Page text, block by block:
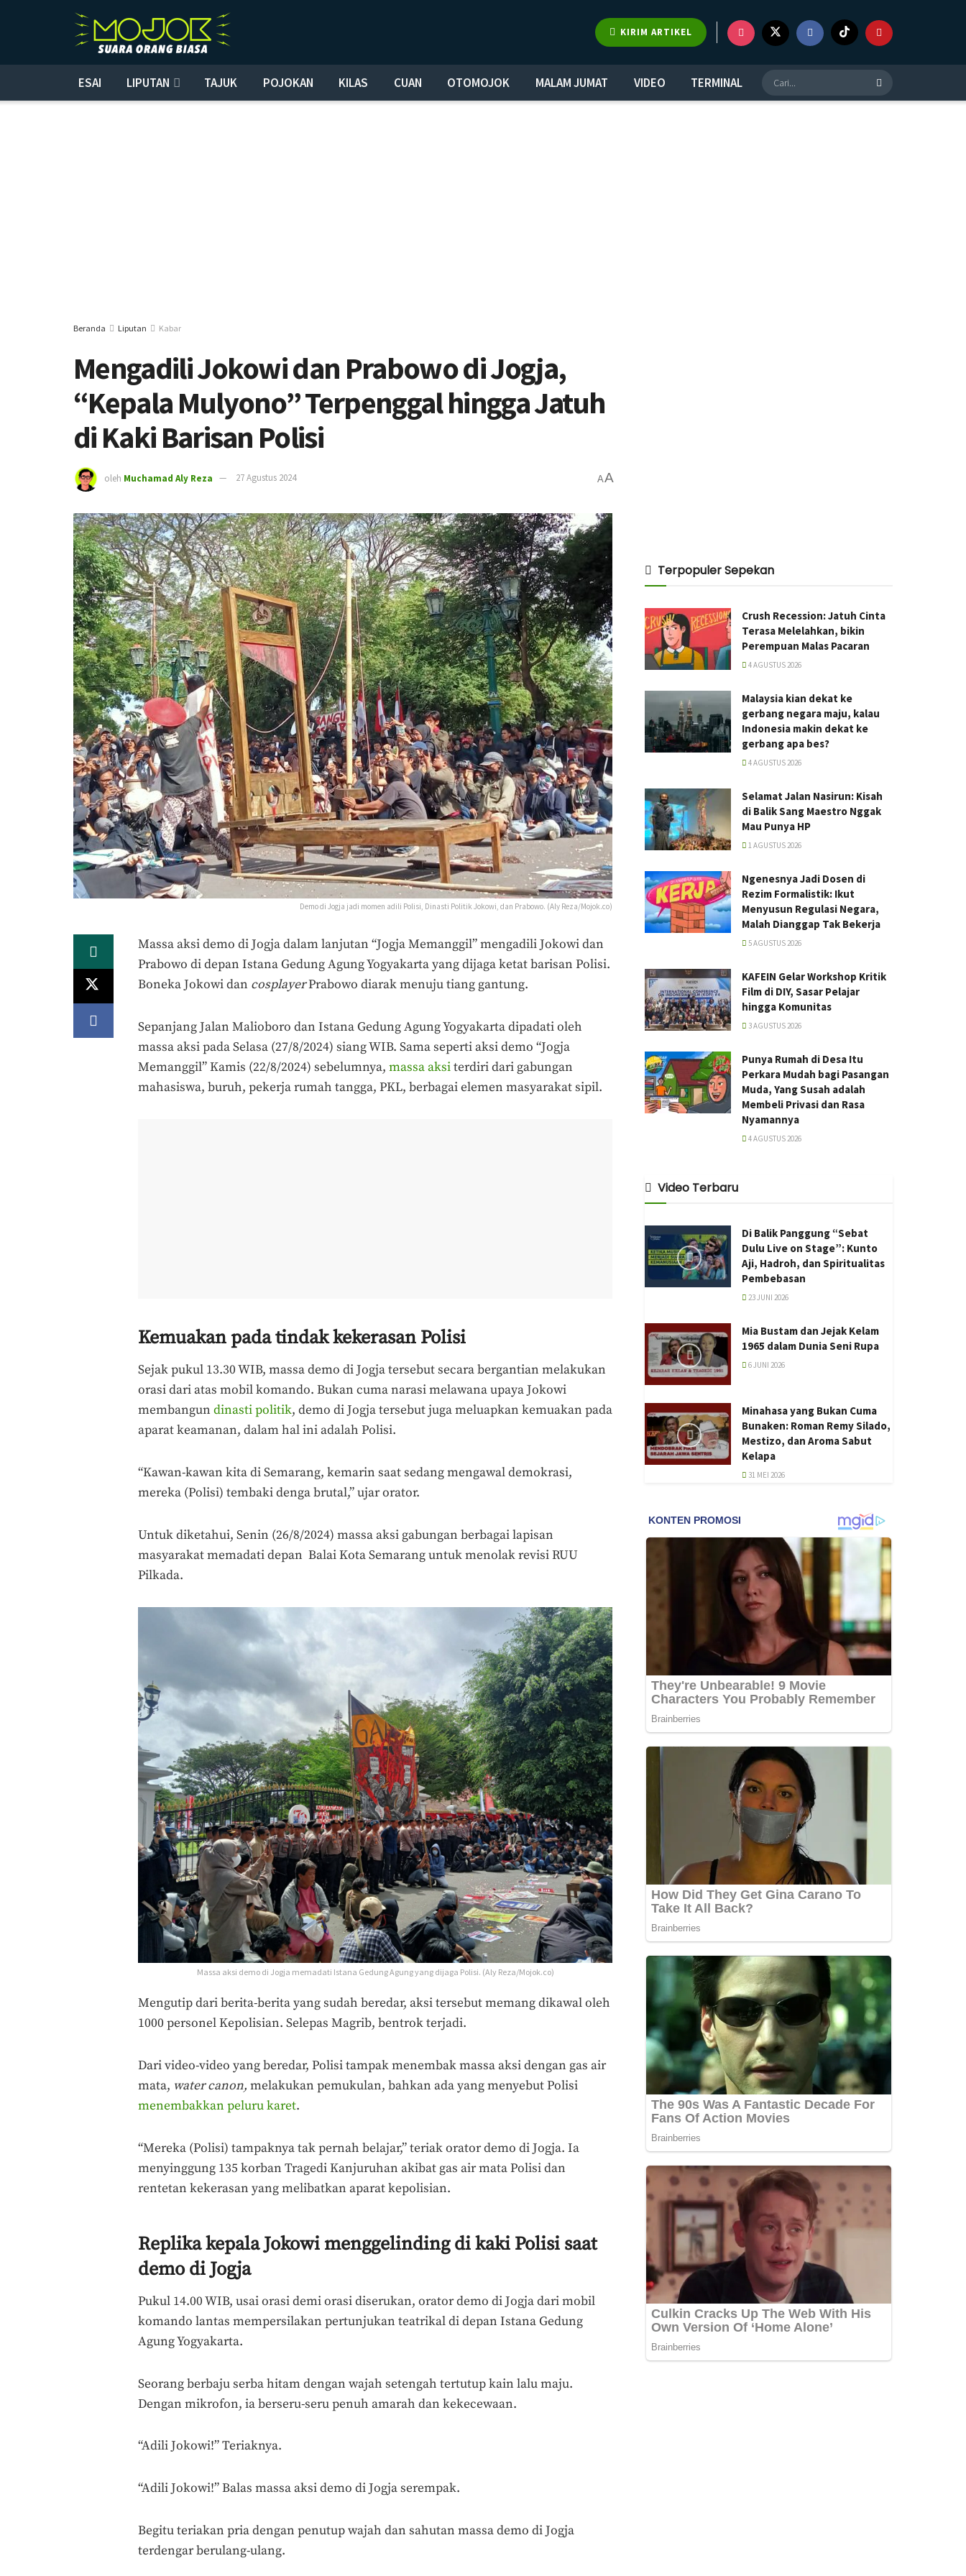
KIRIM ARTIKEL
ESAI LIPUTAN TAJUK POJOKAN KILAS CUAN OTOMOJOK MALAM JUMAT VIDEO TERMINAL
Beranda Liputan Kabar
Mengadili Jokowi dan Prabowo di Jogja,
“Kepala Mulyono” Terpenggal hingga Jatuh
di Kaki Barisan Polisi
oleh Muchamad Aly Reza 27 Agustus 2024 AA
Demo di Jogja jadi momen adili Polisi, Dinasti Politik Jokowi, dan Prabowo. (Aly Reza/Mojok.co)
Massa aksi demo di Jogja dalam lanjutan “Jogja Memanggil” mengadili Jokowi dan
Prabowo di depan Istana Gedung Agung Yogyakarta yang dijaga ketat barisan Polisi.
Boneka Jokowi dan cosplayerPrabowo diarak menuju tiang gantung.
Sepanjang Jalan Malioboro dan Istana Gedung Agung Yogyakarta dipadati oleh
massa aksi pada Selasa (27/8/2024) siang WIB. Sama seperti aksi demo “Jogja
Memanggil” Kamis (22/8/2024) sebelumnya, massa aksiterdiri dari gabungan
mahasiswa, buruh, pekerja rumah tangga, PKL, berbagai elemen masyarakat sipil.
Kemuakan pada tindak kekerasan Polisi
Sejak pukul 13.30 WIB, massa demo di Jogja tersebut secara bergantian melakukan
orasi dari atas mobil komando. Bukan cuma narasi melawana upaya Jokowi
membangun dinasti politik, demo di Jogja tersebut juga meluapkan kemuakan pada
aparat keamanan, dalam hal ini adalah Polisi.
“Kawan-kawan kita di Semarang, kemarin saat sedang mengawal demokrasi,
mereka (Polisi) tembaki denga brutal,” ujar orator.
Untuk diketahui, Senin (26/8/2024) massa aksi gabungan berbagai lapisan
masyarakat memadati depan Balai Kota Semarang untuk menolak revisi RUU
Pilkada.
Massa aksi demo di Jogja memadati Istana Gedung Agung yang dijaga Polisi. (Aly Reza/Mojok.co)
Mengutip dari berita-berita yang sudah beredar, aksi tersebut memang dikawal oleh
1000 personel Kepolisian. Selepas Magrib, bentrok terjadi.
Dari video-video yang beredar, Polisi tampak menembak massa aksi dengan gas air
mata, water canon, melakukan pemukulan, bahkan ada yang menyebut Polisi
menembakkan peluru karet.
“Mereka (Polisi) tampaknya tak pernah belajar,” teriak orator demo di Jogja. Ia
menyinggung 135 korban Tragedi Kanjuruhan akibat gas air mata Polisi dan
rentetan kekerasan yang melibatkan aparat kepolisian.
Replika kepala Jokowi menggelinding di kaki Polisi saat
demo di Jogja
Pukul 14.00 WIB, usai orasi demi orasi diserukan, orator demo di Jogja dari mobil
komando lantas mempersilakan pertunjukan teatrikal di depan Istana Gedung
Agung Yogyakarta.
Seorang berbaju serba hitam dengan wajah setengah tertutup kain lalu maju.
Dengan mikrofon, ia berseru-seru penuh amarah dan kekecewaan.
“Adili Jokowi!” Teriaknya.
“Adili Jokowi!” Balas massa aksi demo di Jogja serempak.
Begitu teriakan pria dengan penutup wajah dan sahutan massa demo di Jogja
terdengar berulang-ulang.
Terpopuler Sepekan
Crush Recession: Jatuh Cinta
Terasa Melelahkan, bikin
Perempuan Malas Pacaran
4 AGUSTUS 2026
Malaysia kian dekat ke
gerbang negara maju, kalau
Indonesia makin dekat ke
gerbang apa bes?
4 AGUSTUS 2026
Selamat Jalan Nasirun: Kisah
di Balik Sang Maestro Nggak
Mau Punya HP
1 AGUSTUS 2026
Ngenesnya Jadi Dosen di
Rezim Formalistik: Ikut
Menyusun Regulasi Negara,
Malah Dianggap Tak Bekerja
5 AGUSTUS 2026
KAFEIN Gelar Workshop Kritik
Film di DIY, Sasar Pelajar
hingga Komunitas
3 AGUSTUS 2026
Punya Rumah di Desa Itu
Perkara Mudah bagi Pasangan
Muda, Yang Susah adalah
Membeli Privasi dan Rasa
Nyamannya
4 AGUSTUS 2026
Video Terbaru
Di Balik Panggung “Sebat
Dulu Live on Stage”: Kunto
Aji, Hadroh, dan Spiritualitas
Pembebasan
23 JUNI 2026
Mia Bustam dan Jejak Kelam
1965 dalam Dunia Seni Rupa
6 JUNI 2026
Minahasa yang Bukan Cuma
Bunaken: Roman Remy Silado,
Mestizo, dan Aroma Sabut
Kelapa
31 MEI 2026